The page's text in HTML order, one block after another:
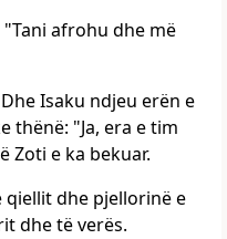
afrohu dhe më
Isaku ndjeu erën e
thënë: "Ja, era e tim
Zoti e ka bekuar.
qiellit dhe pjellorinë e
dhe të verës.